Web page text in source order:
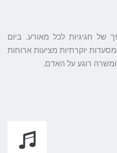
של חגיגיות לכל מאורע. ביום
יוקרתיות מציעות ארוחות
ומשרה רוגע על האדם.